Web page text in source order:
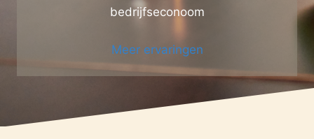
bedrijfseconoom
Meer ervaringen